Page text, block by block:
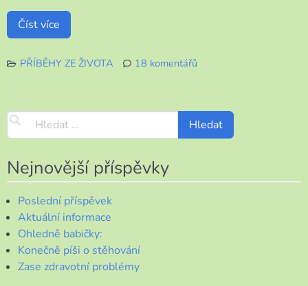
Číst více
PŘÍBĚHY ZE ŽIVOTA
18 komentářů
názvem
Jak
Nejnovější příspěvky
Poslední příspěvek
Aktuální informace
Ohledně babičky:
Konečně píši o stěhování
Zase zdravotní problémy